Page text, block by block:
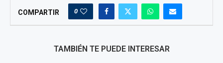
COMPARTIR 0
TAMBIÉN TE PUEDE INTERESAR